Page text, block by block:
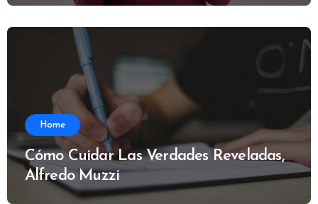
Home
Cómo Cuidar Las Verdades Reveladas,
Alfredo Muzzi